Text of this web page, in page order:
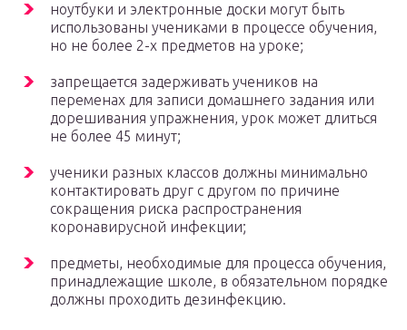
ноутбуки и электронные доски могут быть
использованы учениками в процессе обучения,
но не более 2-х предметов на уроке;
запрещается задерживать учеников на
переменах для записи домашнего задания или
дорешивания упражнения, урок может длиться
не более 45 минут;
ученики разных классов должны минимально
контактировать друг с другом по причине
сокращения риска распространения
коронавирусной инфекции;
предметы, необходимые для процесса обучения,
принадлежащие школе, в обязательном порядке
должны проходить дезинфекцию.